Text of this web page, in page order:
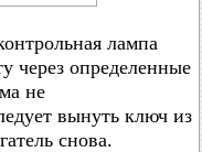
лампа
через определенные
не
вынуть ключ из
снова.